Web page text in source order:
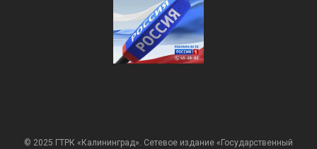
© 2025 ГТРК «Калининград». Сетевое издание «Государственный